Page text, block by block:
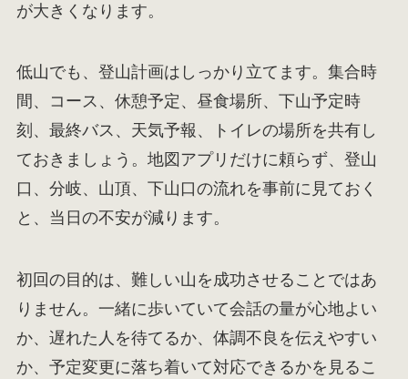
が大きくなります。
低山でも、登山計画はしっかり立てます。集合時
間、コース、休憩予定、昼食場所、下山予定時
刻、最終バス、天気予報、トイレの場所を共有し
ておきましょう。地図アプリだけに頼らず、登山
口、分岐、山頂、下山口の流れを事前に見ておく
と、当日の不安が減ります。
初回の目的は、難しい山を成功させることではあ
りません。一緒に歩いていて会話の量が心地よい
か、遅れた人を待てるか、体調不良を伝えやすい
か、予定変更に落ち着いて対応できるかを見るこ